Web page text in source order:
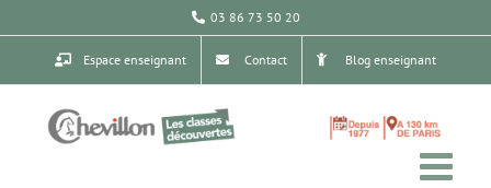
au
03 86 73 50 20
Espace enseignant Contact Blog enseignant